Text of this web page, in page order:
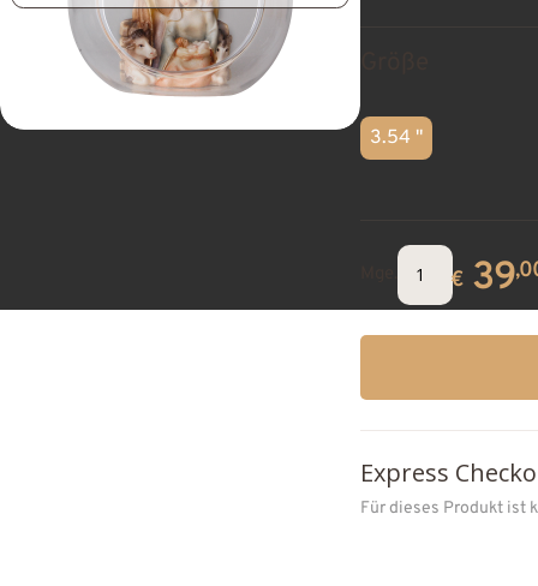
3.54 "
€ 39
Express
Für dieses Produkt ist